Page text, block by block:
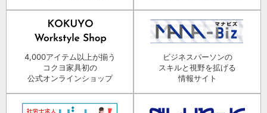
4,000アイテム以上が揃う
コクヨ家具初の
公式オンラインショップ
ビジネスパーソンの
スキルと視野を拡げる
情報サイト